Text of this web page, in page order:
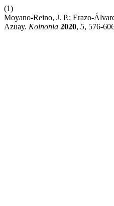
(1)
Moyano-Reino, J. P.; Erazo-
Azuay. Koinonia 2020, 5, 576-